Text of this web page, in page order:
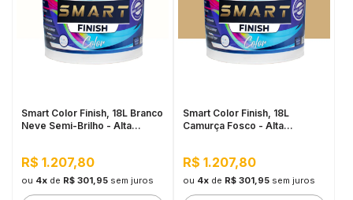
Smart Color Finish, 18L Branco
Neve Semi-Brilho - Alta
R$ 1.207,80
ou 4xde R$ 301,95 sem juros
Smart Color Finish, 18L
Camurça Fosco - Alta
R$ 1.207,80
ou 4xde R$ 301,95 sem juros